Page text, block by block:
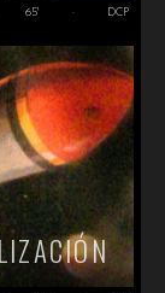
65' · DCP